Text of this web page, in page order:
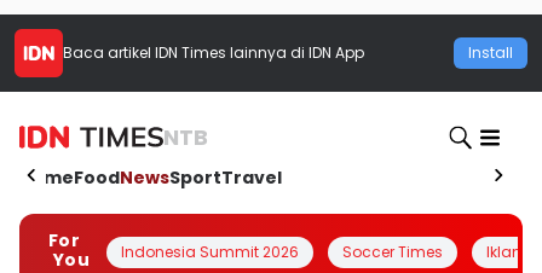
Baca artikel IDN Times lainnya di IDN App Install
NTB
HomeFoodNewsSportTravel
For
You
Indonesia Summit 2026 Soccer Times Iklanin